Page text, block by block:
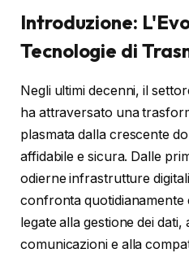
Introduzione:
Tecnologie di
Negli ultimi decenni, il
ha attraversato una
plasmata dalla crescente
affidabile e sicura. Dalle
odierne infrastrutture
confronta quotidianamente
legate alla gestione dei
comunicazioni e alla